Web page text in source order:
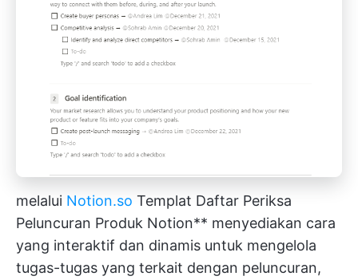
melalui Notion.so Templat Daftar Periksa
Peluncuran Produk Notion** menyediakan cara
yang interaktif dan dinamis untuk mengelola
tugas-tugas yang terkait dengan peluncuran,